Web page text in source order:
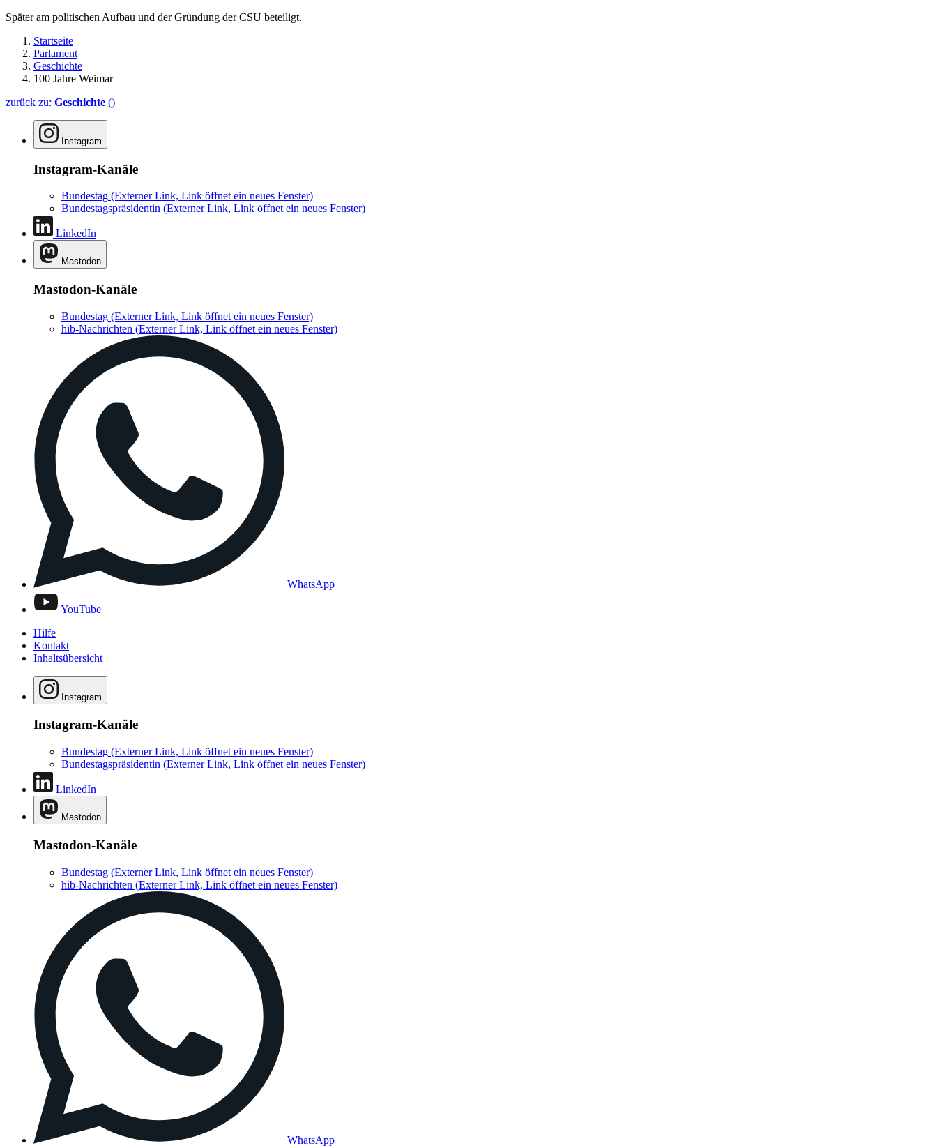
Später am politischen Aufbau und der Gründung der CSU beteiligt.
Startseite
Parlament
Geschichte
100 Jahre Weimar
zurück zu: Geschichte ()
Instagram
Instagram-Kanäle
Bundestag (Externer Link, Link öffnet ein neues Fenster)
Bundestagspräsidentin (Externer Link, Link öffnet ein neues Fenster)
LinkedIn
Mastodon
Mastodon-Kanäle
Bundestag (Externer Link, Link öffnet ein neues Fenster)
hib-Nachrichten (Externer Link, Link öffnet ein neues Fenster)
WhatsApp
YouTube
Hilfe
Kontakt
Inhaltsübersicht
Instagram
Instagram-Kanäle
Bundestag (Externer Link, Link öffnet ein neues Fenster)
Bundestagspräsidentin (Externer Link, Link öffnet ein neues Fenster)
LinkedIn
Mastodon
Mastodon-Kanäle
Bundestag (Externer Link, Link öffnet ein neues Fenster)
hib-Nachrichten (Externer Link, Link öffnet ein neues Fenster)
WhatsApp